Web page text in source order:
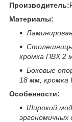
Производитель:
Материалы:
кромка ПВХ 2
Боковые
18 мм,
Особенности:
Широкий
эргономичных